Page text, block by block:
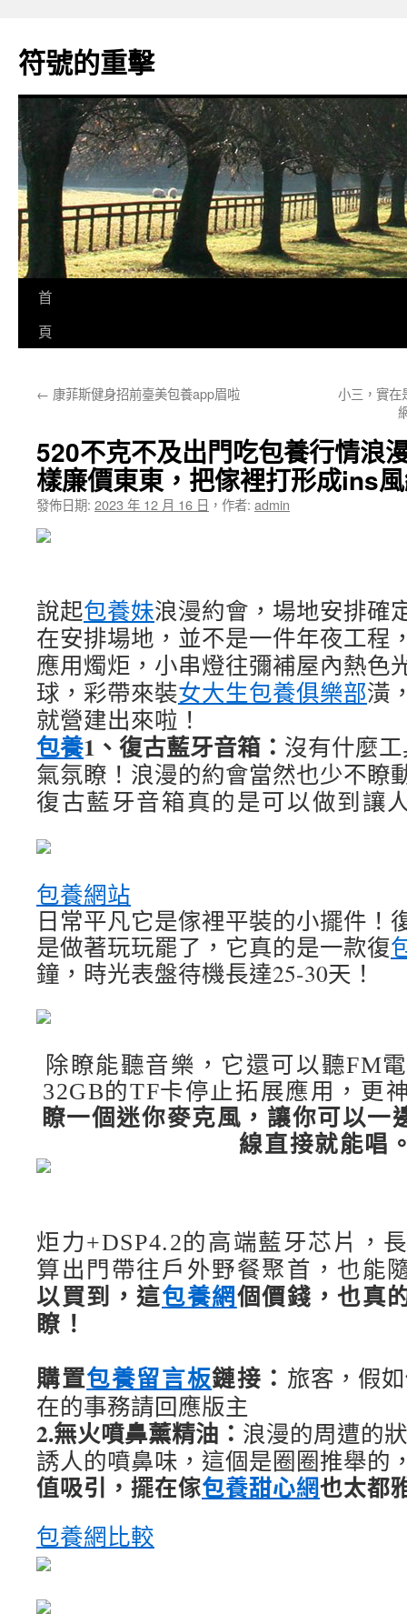
主
要
符號的重擊
首
頁
← 康菲斯健身招前臺美包養app眉啦
小三，實在
520不克不及出門吃包養行情浪
樣廉價東東，把傢裡打形成ins
發佈日期: 2023 年 12 月 16 日 ， 作者: admin
說起包養妹浪漫約會，場地安排確
在安排場地，並不是一件年夜工程
應用燭炬，小串燈往彌補屋內熱色
球，彩帶來裝女大生包養俱樂部潢
就營建出來啦！
包養1、復古藍牙音箱： 沒有什麼
氣氛瞭！浪漫的約會當然也少不瞭
復古藍牙音箱真的是可以做到讓
包養網站
日常平凡它是傢裡平裝的小擺件！
是做著玩玩罷了，它真的是一款復
鐘，時光表盤待機長達25-30天！
除瞭能聽音樂，它還可以聽FM
32GB的TF卡停止拓展應用，更
瞭一個迷你麥克風，讓你可以一
線直接就能唱
炬力+DSP4.2的高端藍牙芯片，
算出門帶往戶外野餐聚首，也能
以買到，這包養網個價錢，也真
瞭！
購置包養留言板鏈接： 旅客，假
在的事務請回應版主
2.無火噴鼻薰精油： 浪漫的周遭的
誘人的噴鼻味，這個是圈圈推舉的
值吸引，擺在傢包養甜心網也太都
包養網比較